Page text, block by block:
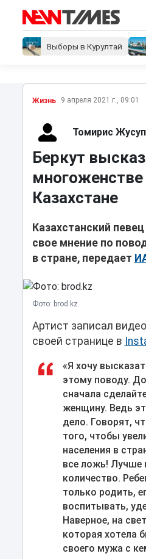
Выборы в Курултай
Жизнь 9 апреля 2021 г., 09:01
Томирис
Беркут
многоженстве
Казахстане
Казахстанский
свое мнение по
в стране, передает
Фото: brod.kz
Артист записал
своей странице в
«Я хочу
этому поводу.
сначала
женщину. Ведь
дело. Говорят,
того, чтобы
населения в
все ложь! Лучше
количество.
только родить,
воспитывать,
Наверное, на
которая хотела
своего мужа с